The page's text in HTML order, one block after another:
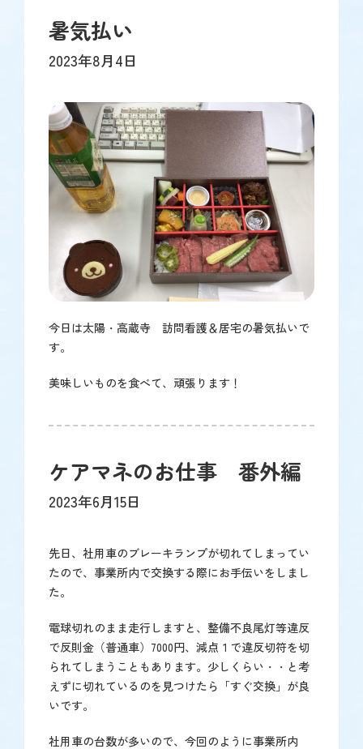
暑気払い
2023年8月4日
今日は太陽・高蔵寺 訪問看護＆居宅の暑気払いで
す。
美味しいものを食べて、頑張ります！
ケアマネのお仕事 番外編
2023年6月15日
先日、社用車のブレーキランプが切れてしまってい
たので、事業所内で交換する際にお手伝いをしまし
た。
電球切れのまま走行しますと、整備不良尾灯等違反
で反則金（普通車）7000円、減点１で違反切符を切
られてしまうこともあります。少しくらい・・と考
えずに切れているのを見つけたら「すぐ交換」が良
いです。
社用車の台数が多いので、今回のように事業所内